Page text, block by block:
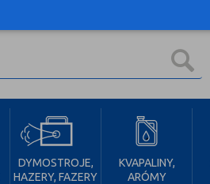
DYMOSTROJE,
HAZERY, FAZERY
KVAPALINY,
ARÓMY